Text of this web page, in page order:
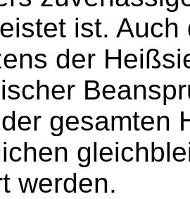
ist.
der
gesamten
werden.